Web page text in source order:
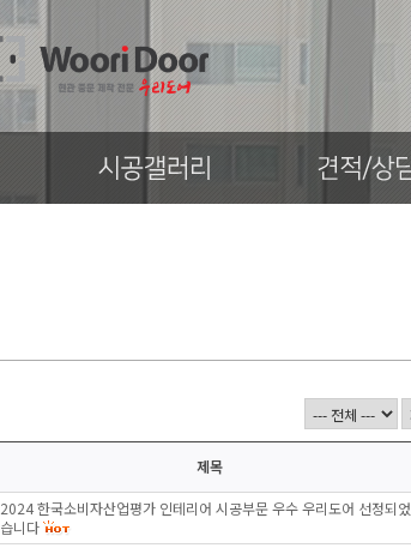
제목
2024 한국소비자산업평가 인테리어 시공부문 우수 우리도어 선정되었
습니다